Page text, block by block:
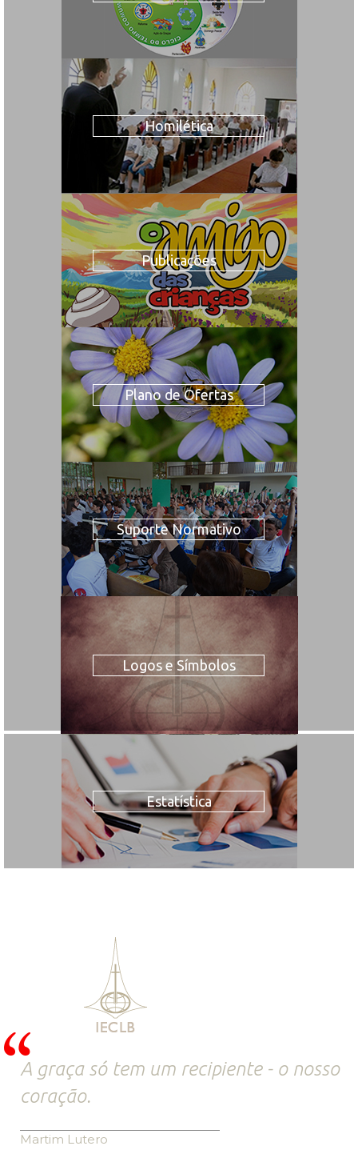
Homilética
Publicações
Plano de Ofertas
Suporte Normativo
Logos e Símbolos
Estatística
A graça só tem um recipiente - o nosso
coração.
Martim Lutero